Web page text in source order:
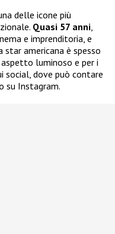
delle icone più
Quasi 57 anni
e imprenditoria, e
star americana è spesso
luminoso e per i
social, dove può contare
su Instagram.